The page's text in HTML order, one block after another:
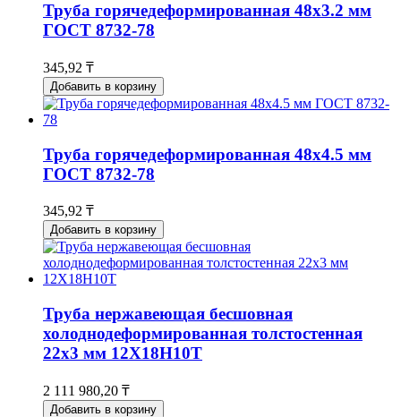
Труба горячедеформированная 48х3.2 мм
ГОСТ 8732-78
345,92 ₸
Добавить в корзину
Труба горячедеформированная 48х4.5 мм
ГОСТ 8732-78
345,92 ₸
Добавить в корзину
Труба нержавеющая бесшовная
холоднодеформированная толстостенная
22х3 мм 12Х18Н10Т
2 111 980,20 ₸
Добавить в корзину